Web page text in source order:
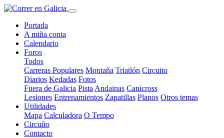
Portada
A miña conta
Calendario
Foros
Todos
Carreras Populares Montaña Triatlón Circuito
Diarios Kedadas Fotos
Fuera de Galicia Pista Andainas Canicross
Lesiones Entrenamientos Zapatillas Planos Otros temas
Utilidades
Mapa Calculadora O Tempo
Circuíto
Contacto